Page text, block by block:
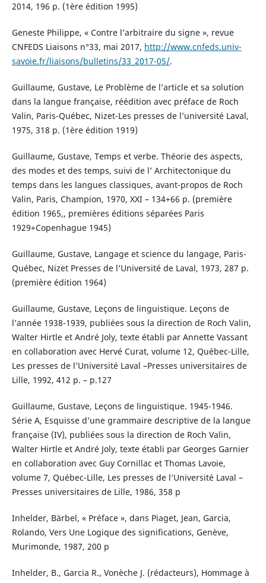
2014, 196 p. (1ère édition 1995)
Geneste Philippe, « Contre l’arbitraire du signe », revue
CNFEDS Liaisons n°33, mai 2017, http://www.cnfeds.univ-
savoie.fr/liaisons/bulletins/33_2017-05/.
Guillaume, Gustave, Le Problème de l’article et sa solution
dans la langue française, réédition avec préface de Roch
Valin, Paris-Québec, Nizet-Les presses de l’université Laval,
1975, 318 p. (1ère édition 1919)
Guillaume, Gustave, Temps et verbe. Théorie des aspects,
des modes et des temps, suivi de l’ Architectonique du
temps dans les langues classiques, avant-propos de Roch
Valin, Paris, Champion, 1970, XXI – 134+66 p. (première
édition 1965,, premières éditions séparées Paris
1929+Copenhague 1945)
Guillaume, Gustave, Langage et science du langage, Paris-
Québec, Nizet Presses de l’Université de Laval, 1973, 287 p.
(première édition 1964)
Guillaume, Gustave, Leçons de linguistique. Leçons de
l’année 1938-1939, publiées sous la direction de Roch Valin,
Walter Hirtle et André Joly, texte établi par Annette Vassant
en collaboration avec Hervé Curat, volume 12, Québec-Lille,
Les presses de l’Université Laval –Presses universitaires de
Lille, 1992, 412 p. – p.127
Guillaume, Gustave, Leçons de linguistique. 1945-1946.
Série A, Esquisse d’une grammaire descriptive de la langue
française (IV), publiées sous la direction de Roch Valin,
Walter Hirtle et André Joly, texte établi par Georges Garnier
en collaboration avec Guy Cornillac et Thomas Lavoie,
volume 7, Québec-Lille, Les presses de l’Université Laval –
Presses universitaires de Lille, 1986, 358 p
Inhelder, Bärbel, « Préface », dans Piaget, Jean, Garcia,
Rolando, Vers Une Logique des significations, Genève,
Murimonde, 1987, 200 p
Inhelder, B., Garcia R., Vonèche J. (rédacteurs), Hommage à